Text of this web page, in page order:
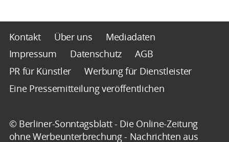
Kontakt Über uns
Mediadaten
Impressum
Datenschutz
AGB
PR für Künstler
Werbung für Dienstleister
Eine Pressemitteilung veröffentlichen
© Berliner-Sonntagsblatt - Die Online-Zeitung
ohne Werbeunterbrechung - Nachrichten aus